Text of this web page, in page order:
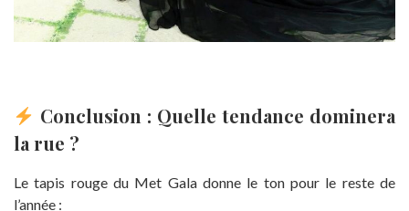
Conclusion : Quelle tendance dominera
la rue ?
Le tapis rouge du Met Gala donne le ton pour le reste de
l’année :